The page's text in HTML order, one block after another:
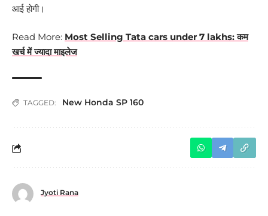
आई होगी।
Read More: Most Selling Tata cars under 7 lakhs: कम
खर्च में ज्यादा माइलेज
TAGGED: New Honda SP 160
Jyoti Rana